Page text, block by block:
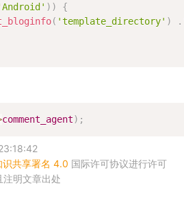
) )
{
( 'template_directory' ) .
comment_agent) ;
识共享署名 4.0 国际许可协议进行许可
明文章出处